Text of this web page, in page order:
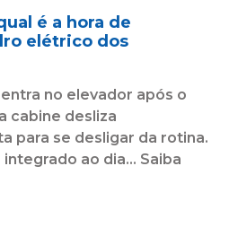
é a hora de
elétrico dos
no elevador após o
cabine desliza
para se desligar da rotina.
ao dia... Saiba